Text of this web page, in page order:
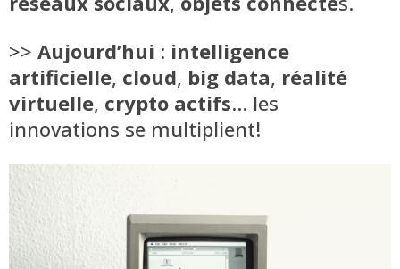
>> Aujourd’hui : intelligence
artificielle, cloud, big data, réalité
virtuelle, crypto actifs… les
innovations se multiplient!